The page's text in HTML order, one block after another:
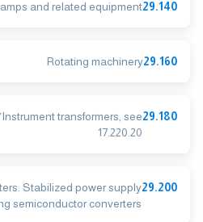
29.140
and related equipment
29.160
Rotating machinery
29.180
transformers, see
17.220.20
29.200
Stabilized power supply
semiconductor converters